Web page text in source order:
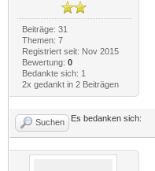
Beiträge: 31
Themen: 7
Registriert seit: Nov 2015
Bewertung: 0
Bedankte sich: 1
2x gedankt in 2 Beiträgen
Suchen Es bedanken sich: